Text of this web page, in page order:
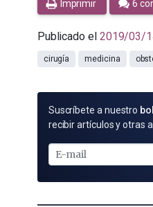
Imprimir 6
Publicado el 2019/03/
cirugía medicina
SUSCRÍBETE
POR
MAIL
Suscríbete a nuestro
recibir artículos y otras